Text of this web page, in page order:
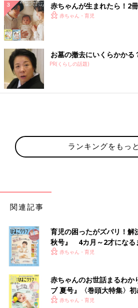
――授乳や離乳食はどんなふうに進め
辻 夢空は1回でミルク缶に書いてある
か飲めないんです。1回に飲める量が少
を多くして、1日のトータルでその月齢
にしていました。また飲むときに空気も
るのに、げっぷを出すのが苦手だったの
錯誤しました。
そういえば二男と三男も授乳は苦戦し
ぶ、というのをやっていました。
式YouTubeチャンネルでも紹
ます。26年2月には登録者が
破した人気のチャンネルです
辻希美さんInstagramより）
赤ちゃんが生まれたら！2
赤ちゃん・育児
お墓の撤去にいくらかかる
PR(くらしの話題)
ランキングをもっ
関連記事
育児の困ったがズバリ！解
秋号』 4カ月～2才になる
いっぱい！
赤ちゃん・育児
赤ちゃんのお世話まるわか
ブ 夏号』〈巻頭大特集〉
く！ おっぱい・ミルクの基
赤ちゃん・育児